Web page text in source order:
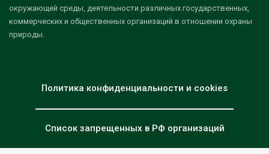
окружающей среды, деятельности различных государственных,
коммерческих и общественных организаций в отношении охраны
природы.
Политика конфиденциальности и cookies
Список запрещенных в РФ организаций